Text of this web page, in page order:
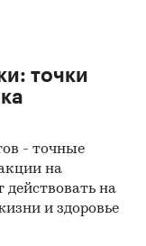
точки
- точные
на
действовать на
и здоровье